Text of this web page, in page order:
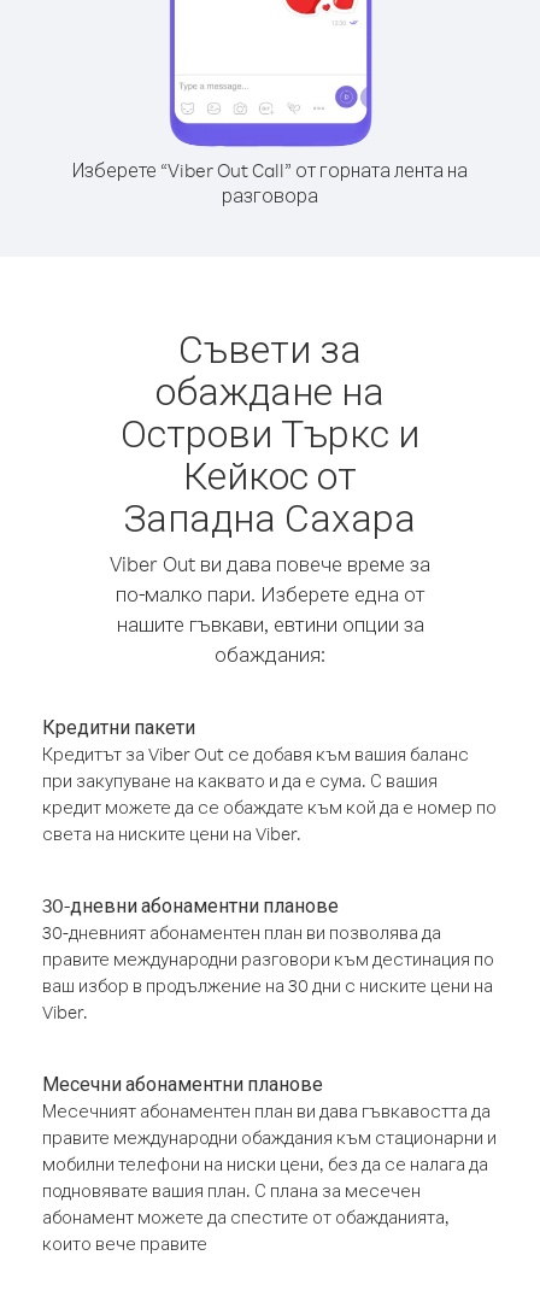
Изберете “Viber Out Call” от горната лента на
разговора
Съвети за
обаждане на
Острови Търкс и
Кейкос от
Западна Сахара
Viber Out ви дава повече време за
по-малко пари. Изберете една от
нашите гъвкави, евтини опции за
обаждания:
Кредитни пакети
Кредитът за Viber Out се добавя към вашия баланс
при закупуване на каквато и да е сума. С вашия
кредит можете да се обаждате към кой да е номер по
света на ниските цени на Viber.
30-дневни абонаментни планове
30-дневният абонаментен план ви позволява да
правите международни разговори към дестинация по
ваш избор в продължение на 30 дни с ниските цени на
Viber.
Месечни абонаментни планове
Месечният абонаментен план ви дава гъвкавостта да
правите международни обаждания към стационарни и
мобилни телефони на ниски цени, без да се налага да
подновявате вашия план. С плана за месечен
абонамент можете да спестите от обажданията,
които вече правите